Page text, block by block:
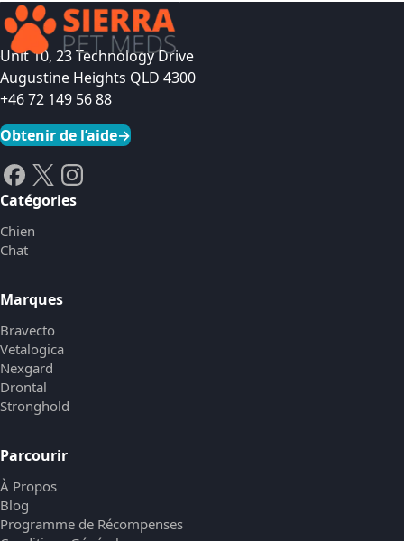
Unit 10, 23 Technology Drive
Augustine Heights QLD 4300
+46 72 149 56 88
Obtenir de l’aide→
Catégories
Chien
Chat
Marques
Bravecto
Vetalogica
Nexgard
Drontal
Stronghold
Parcourir
À Propos
Blog
Programme de Récompenses